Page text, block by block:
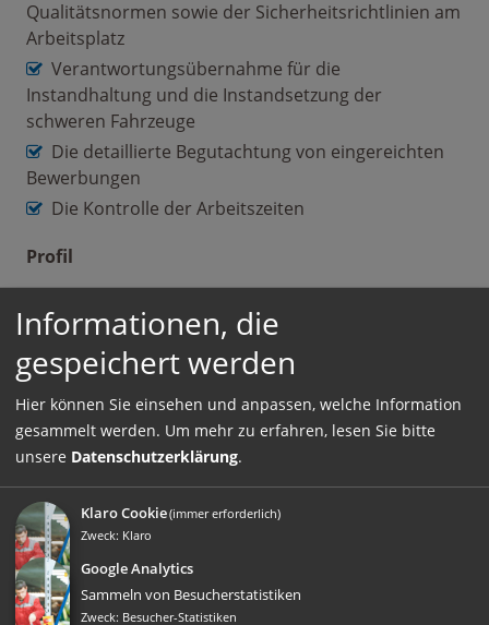
Qualitätsnormen sowie der Sicherheitsrichtlinien am
Arbeitsplatz
Verantwortungsübernahme für die
Instandhaltung und die Instandsetzung der
schweren Fahrzeuge
Die detaillierte Begutachtung von eingereichten
Bewerbungen
Die Kontrolle der Arbeitszeiten
Profil
Eine abgeschlossene Fachausbildung im Bereich
der Schwerfahrzeugtechnik oder eine ähnliche
berufliche Befähigung
Position in einer Werkstatt
Ausgezeichnete Deutschkenntnisse, sowohl
Eine methodische, gut organisierte Arbeitsweise
Teamgeist und Kooperationsfähigkeit
Informationen, die
gespeichert werden
Hier können Sie einsehen und anpassen, welche Information
gesammelt werden. Um mehr zu erfahren, lesen Sie bitte
unsere Datenschutzerklärung.
Klaro Cookie(immer erforderlich)
Zweck: Klaro
Google Analytics
Sammeln von Besucherstatistiken
Zweck: Besucher-Statistiken